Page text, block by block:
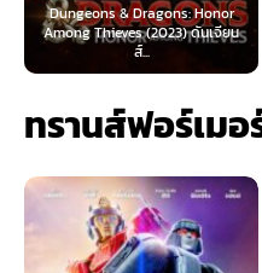
Honor
ดันเจียน
Ready or Not 2:
(2026) เกมพร้อมตาย
ทรานส์ฟอร์เมอ